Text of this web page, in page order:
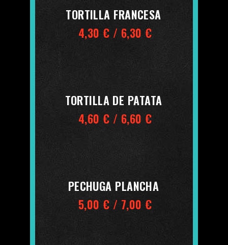
TORTILLA FRANCESA
4,30 € / 6,30 €
TORTILLA DE PATATA
4,60 € / 6,60 €
PECHUGA PLANCHA
5,00 € / 7,00 €